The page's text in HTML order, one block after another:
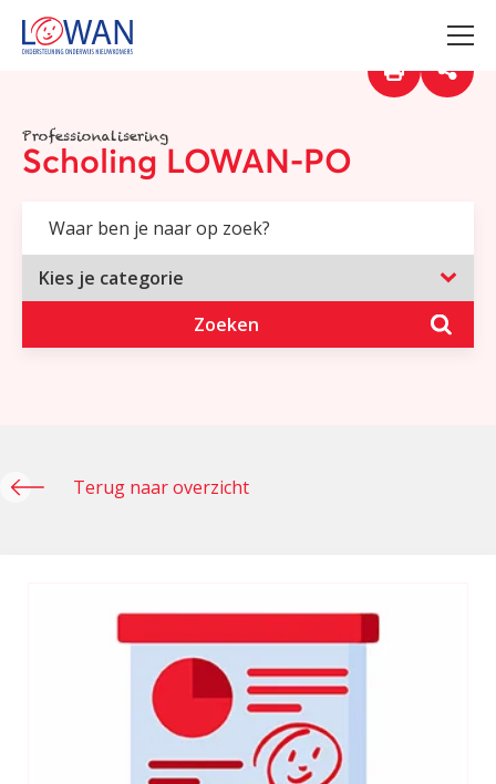
Professionalisering
Scholing LOWAN-PO
Zoeken
Terug naar overzicht